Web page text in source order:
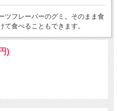
ツフレーバーのグミ。そのまま食
食べることもできます。
)